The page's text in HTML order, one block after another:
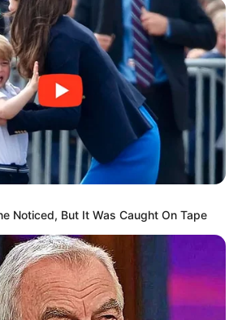
Noticed, But It Was Caught On Tape